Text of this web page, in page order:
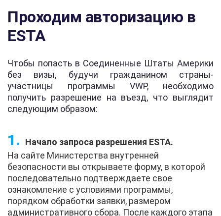
Проходим авторизацию в
ESTA
Чтобы попасть в Соединенные Штаты Америки
без визы, будучи гражданином страны-
участницы программы VWP, необходимо
получить разрешение на въезд, что выглядит
следующим образом:
Начало запроса разрешения ESTA.
На сайте Министерства внутренней
безопасности вы открываете форму, в которой
последовательно подтверждаете свое
ознакомление с условиями программы,
порядком обработки заявки, размером
административного сбора. После каждого этапа